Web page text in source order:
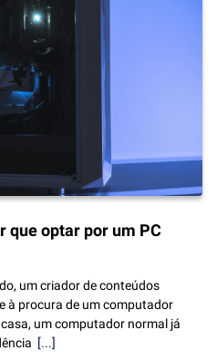
que optar por um PC
um criador de conteúdos
à procura de um computador
um computador normal já
[...]